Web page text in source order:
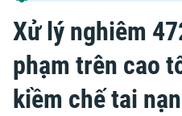
Xử lý nghiêm
phạm trên cao
kiềm chế tai